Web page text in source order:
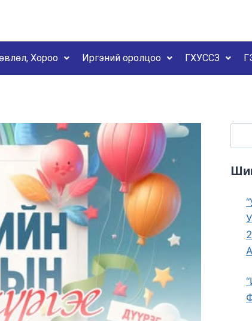
Хороо Иргэний оролцоо ГХУССЗ